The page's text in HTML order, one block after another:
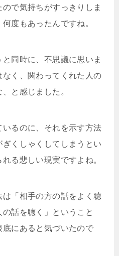
で気持ちがすっきりしま
度もあったんですね。
同時に、不思議に思いま
く、関わってくれた人の
と感じました。
るのに、それを示す方法
くしゃくしてしまうとい
る悲しい現実ですよね。
「相手の方の話をよく聴
話を聴く」ということ
にあると気づいたので